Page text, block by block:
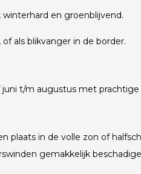
winterhard en groenblijvend.
als blikvanger in de border.
juni t/m augustus met
plaats in de volle zon of
gemakkelijk